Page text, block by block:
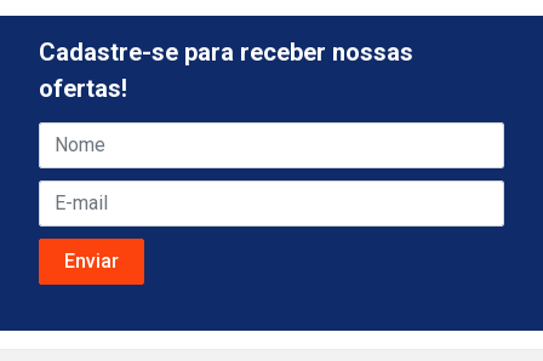
Cadastre-se para receber nossas
ofertas!